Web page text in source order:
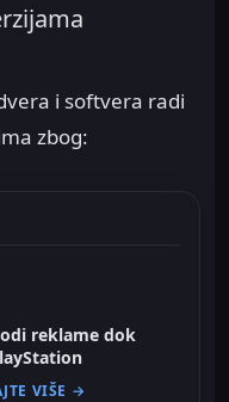
i softvera radi
zbog:
reklame dok
VIŠE →